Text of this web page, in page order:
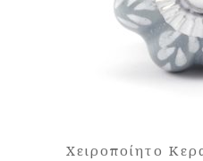
Χειροποίητο